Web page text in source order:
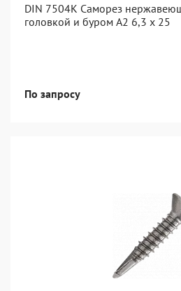
DIN 7504K Саморез
головкой и буром A2 6,3 x 25
По запросу